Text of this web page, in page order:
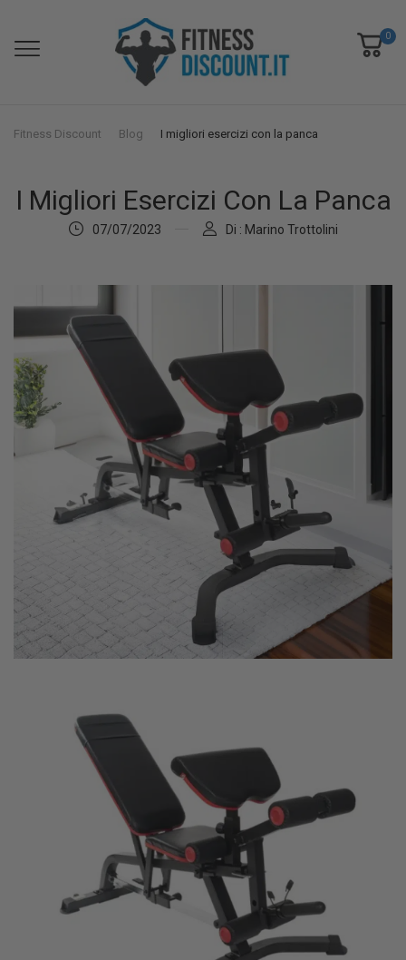
0
Fitness Discount Blog I migliori esercizi con la panca
I Migliori Esercizi Con La Panca
07/07/2023 Di : Marino Trottolini